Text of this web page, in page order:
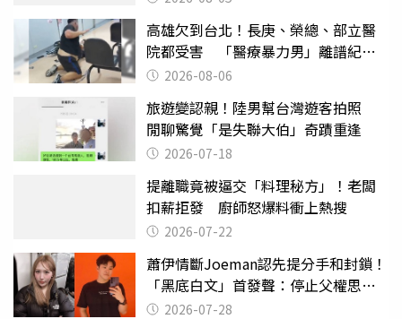
高雄欠到台北！長庚、榮總、部立醫
院都受害 「醫療暴力男」離譜紀錄
曝光2026-08-06
旅遊變認親！陸男幫台灣遊客拍照
閒聊驚覺「是失聯大伯」奇蹟重逢
2026-07-18
提離職竟被逼交「料理秘方」！老闆
扣薪拒發 廚師怒爆料衝上熱搜
2026-07-22
蕭伊情斷Joeman認先提分手和封鎖！
「黑底白文」首發聲：停止父權思維
物化女性
2026-07-28